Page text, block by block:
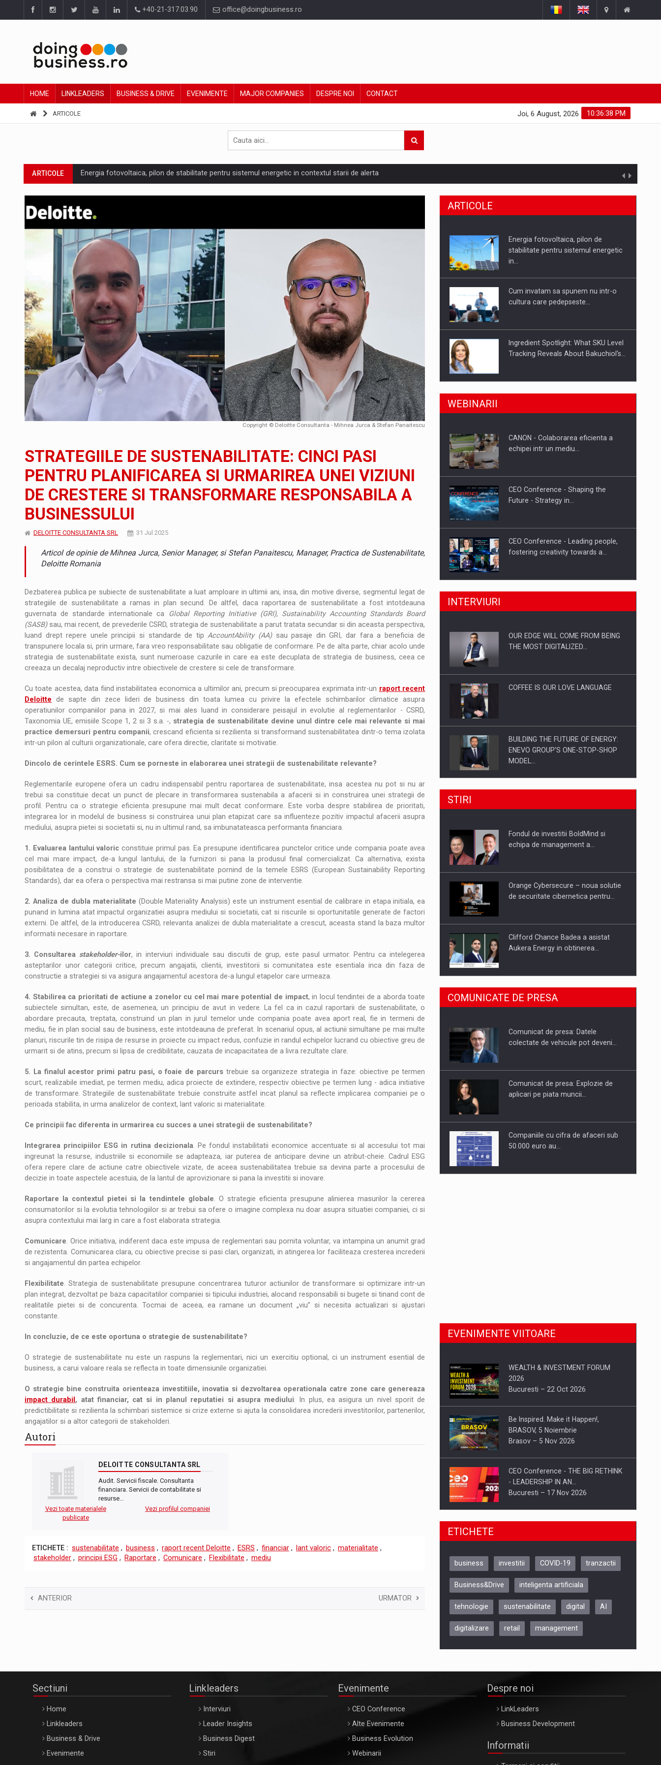
+40-21-317.03.90 office@doingbusiness.ro
HOME LINKLEADERS BUSINESS & DRIVE EVENIMENTE MAJOR COMPANIES DESPRE NOI CONTACT
ARTICOLE 10:36:38 PM
Joi, 6 August, 2026
ARTICOLE Energia fotovoltaica, pilon de stabilitate pentru sistemul energetic in contextul starii de alerta
ARTICOLE Cum invatam sa spunem nu intr-o cultura care pedepseste granitele?
ARTICOLE Ingredient Spotlight: What SKU Level Tracking Reveals About Bakuchiol's Evolution
Producatorii si comerciantii care nu se supun noilor reglementari UE privind ambalajele pot risca retragerea produselor din piata
LEADERSHIP IN MISCARE
INTERVIURI CU BATERIILE PERMANENT INCARCATE
INTERVIURI PUTTING ROMANIAN CORPORATE COMPANIES ON THE INTERNATIONAL BUSINESS SCENE
INTERVIURI OUR EDGE WILL COME FROM BEING THE MOST DIGITALIZED WHOLESALER IN ROMANIA
INTERVIURI COFFEE IS OUR LOVE LANGUAGE
STIRI Hard Enduro Piatra Craiului 2026, fueled by benzinariile RO concept OSCAR – peste 500 de participanti
Fondul de investitii BoldMind si echipa de management a Pall-Ex, liderul pietei de transport paletizat din Romania, preiau compania intr-o tranzactie de peste 25…
STIRI RANGE ROVER DEZVALUIE AL CINCILEA MEMBRU AL FAMILIEI: RANGE ROVER GT
STIRI JAECOO 5 SHS-H a ajuns in Romania
ARTICOLE Proteinmaxxing and the Future of Protein Demand
Copyright © Deloitte Consultanta - Mihnea Jurca & Stefan Panaitescu
STRATEGIILE DE SUSTENABILITATE: CINCI PASI
PENTRU PLANIFICAREA SI URMARIREA UNEI VIZIUNI
DE CRESTERE SI TRANSFORMARE RESPONSABILA A
BUSINESSULUI
DELOITTE CONSULTANTA SRL 31 Jul 2025
Articol de opinie de Mihnea Jurca, Senior Manager, si Stefan Panaitescu, Manager, Practica de Sustenabilitate,
Deloitte Romania
Dezbaterea publica pe subiecte de sustenabilitate a luat amploare in ultimii ani, insa, din motive diverse, segmentul legat de
strategiile de sustenabilitate a ramas in plan secund. De altfel, daca raportarea de sustenabilitate a fost intotdeauna
guvernata de standarde internationale ca
Global Reporting Initiative (GRI), Sustainability Accounting Standards Board
(SASB)sau, mai recent, de prevederile CSRD, strategia de sustenabilitate a parut tratata secundar si din aceasta perspectiva,
luand drept repere unele principii si standarde de tipAccountAbility (AA)sau pasaje din GRI, dar fara a beneficia de
transpunere locala si, prin urmare, fara vreo responsabilitate sau obligatie de conformare. Pe de alta parte, chiar acolo unde
strategia de sustenabilitate exista, sunt numeroase cazurile in care ea este decuplata de strategia de business, ceea ce
creeaza un decalaj neproductiv intre obiectivele de crestere si cele de transformare.
Cu toate acestea, data fiind instabilitatea economica a ultimilor ani, precum si preocuparea exprimata intr-un raport recent
Deloitte de sapte din zece lideri de business din toata lumea cu privire la efectele schimbarilor climatice asupra
operatiunilor companiilor pana in 2027, si mai ales luand in considerare peisajul in evolutie al reglementarilor - CSRD,
Taxonomia UE, emisiile Scope 1, 2 si 3 s.a. -, strategia de sustenabilitate devine unul dintre cele mai relevante si mai
practice demersuri pentru companii, crescand eficienta si rezilienta si transformand sustenabilitatea dintr-o tema izolata
intr-un pilon al culturii organizationale, care ofera directie, claritate si motivatie.
Dincolo de cerintele ESRS. Cum se porneste in elaborarea unei strategii de sustenabilitate relevante?
Reglementarile europene ofera un cadru indispensabil pentru raportarea de sustenabilitate, insa acestea nu pot si nu ar
trebui sa constituie decat un punct de plecare in transformarea sustenabila a afacerii si in construirea unei strategii de
profil. Pentru ca o strategie eficienta presupune mai mult decat conformare. Este vorba despre stabilirea de prioritati,
integrarea lor in modelul de business si construirea unui plan etapizat care sa influenteze pozitiv impactul afacerii asupra
mediului, asupra pietei si societatii si, nu in ultimul rand, sa imbunatateasca performanta financiara.
1. Evaluarea lantului valoric constituie primul pas. Ea presupune identificarea punctelor critice unde compania poate avea
cel mai mare impact, de-a lungul lantului, de la furnizori si pana la produsul final comercializat. Ca alternativa, exista
posibilitatea de a construi o strategie de sustenabilitate pornind de la temele ESRS (European Sustainability Reporting
Standards), dar ea ofera o perspectiva mai restransa si mai putine zone de interventie.
2. Analiza de dubla materialitate (Double Materiality Analysis) este un instrument esential de calibrare in etapa initiala, ea
punand in lumina atat impactul organizatiei asupra mediului si societatii, cat si riscurile si oportunitatile generate de factori
externi. De altfel, de la introducerea CSRD, relevanta analizei de dubla materialitate a crescut, aceasta stand la baza multor
informatii necesare in raportare.
3. Consultarea stakeholder-ilor, in interviuri individuale sau discutii de grup, este pasul urmator. Pentru ca intelegerea
asteptarilor unor categorii critice, precum angajatii, clientii, investitorii si comunitatea este esentiala inca din faza de
constructie a strategiei si va asigura angajamentul acestora de-a lungul etapelor care urmeaza.
4. Stabilirea ca prioritati de actiune a zonelor cu cel mai mare potential de impact, in locul tendintei de a aborda toate
subiectele simultan, este, de asemenea, un principiu de avut in vedere. La fel ca in cazul raportarii de sustenabilitate, o
abordare precauta, treptata, construind un plan in jurul temelor unde compania poate avea aport real, fie in termeni de
mediu, fie in plan social sau de business, este intotdeauna de preferat. In scenariul opus, al actiunii simultane pe mai multe
planuri, riscurile tin de risipa de resurse in proiecte cu impact redus, confuzie in randul echipelor lucrand cu obiective greu de
urmarit si de atins, precum si lipsa de credibilitate, cauzata de incapacitatea de a livra rezultate clare.
5. La finalul acestor primi patru pasi, o foaie de parcurs trebuie sa organizeze strategia in faze: obiective pe termen
scurt, realizabile imediat, pe termen mediu, adica proiecte de extindere, respectiv obiective pe termen lung - adica initiative
de transformare. Strategiile de sustenabilitate trebuie construite astfel incat planul sa reflecte implicarea companiei pe o
perioada stabilita, in urma analizelor de context, lant valoric si materialitate.
Ce principii fac diferenta in urmarirea cu succes a unei strategii de sustenabilitate?
Integrarea principiilor ESG in rutina decizionala. Pe fondul instabilitatii economice accentuate si al accesului tot mai
ingreunat la resurse, industriile si economiile se adapteaza, iar puterea de anticipare devine un atribut-cheie. Cadrul ESG
ofera repere clare de actiune catre obiectivele vizate, de aceea sustenabilitatea trebuie sa devina parte a procesului de
decizie in toate aspectele acestuia, de la lantul de aprovizionare si pana la investitii si inovare.
Raportare la contextul pietei si la tendintele globale. O strategie eficienta presupune alinierea masurilor la cererea
consumatorilor si la evolutia tehnologiilor si ar trebui sa ofere o imagine complexa nu doar asupra situatiei companiei, ci si
asupra contextului mai larg in care a fost elaborata strategia.
Comunicare. Orice initiativa, indiferent daca este impusa de reglementari sau pornita voluntar, va intampina un anumit grad
de rezistenta. Comunicarea clara, cu obiective precise si pasi clari, organizati, in atingerea lor faciliteaza cresterea increderii
si angajamentul din partea echipelor.
Flexibilitate. Strategia de sustenabilitate presupune concentrarea tuturor actiunilor de transformare si optimizare intr-un
plan integrat, dezvoltat pe baza capacitatilor companiei si tipicului industriei, alocand responsabili si bugete si tinand cont de
realitatile pietei si de concurenta. Tocmai de aceea, ea ramane un document „viu” si necesita actualizari si ajustari
constante.
In concluzie, de ce este oportuna o strategie de sustenabilitate?
O strategie de sustenabilitate nu este un raspuns la reglementari, nici un exercitiu optional, ci un instrument esential de
business, a carui valoare reala se reflecta in toate dimensiunile organizatiei.
O strategie bine construita orienteaza investitiile, inovatia si dezvoltarea operationala catre zone care genereaza
impact durabil , atat financiar, cat si in planul reputatiei si asupra mediului. In plus, ea asigura un nivel sporit de
predictibilitate si rezilienta la schimbari sistemice si crize externe si ajuta la consolidarea increderii investitorilor, partenerilor,
angajatilor si a altor categorii de stakeholderi.
Autori
DELOITTE CONSULTANTA SRL
Audit. Servicii fiscale. Consultanta
financiara. Servicii de contabilitate si
resurse…
Vezi toate materialele
publicate
Vezi profilul companiei
ETICHETE : sustenabilitate , business , raport recent Deloitte , ESRS , financiar , lant valoric , materialitate ,
stakeholder , principii ESG , Raportare , Comunicare , Flexibilitate , mediu
ANTERIOR URMATOR
ARTICOLE
Energia fotovoltaica, pilon de
stabilitate pentru sistemul energetic
in…
Cum invatam sa spunem nu intr-o
cultura care pedepseste…
Ingredient Spotlight: What SKU Level
Tracking Reveals About Bakuchiol's…
Producatorii si comerciantii care nu
Proteinmaxxing and the Future of
WEBINARII
CANON - Colaborarea eficienta a
echipei intr un mediu…
CEO Conference - Shaping the
Future - Strategy in…
CEO Conference - Leading people,
fostering creativity towards a…
CEO Conference - Shaping The
Webinar - Business Evolution-
INTERVIURI
OUR EDGE WILL COME FROM BEING
THE MOST DIGITALIZED…
COFFEE IS OUR LOVE LANGUAGE
BUILDING THE FUTURE OF ENERGY:
ENEVO GROUP’S ONE-STOP-SHOP
MODEL…
ROOTED IN ROMANIA, BUILT TO
PUTTING ROMANIAN CORPORATE
STIRI
Fondul de investitii BoldMind si
echipa de management a…
Orange Cybersecure – noua solutie
de securitate cibernetica pentru…
Clifford Chance Badea a asistat
Aukera Energy in obtinerea…
SAPTE PERSONALITATI DIN MEDIUL
DE AFACERI, ACADEMIC SI
Hard Enduro Piatra Craiului 2026,
COMUNICATE DE PRESA
Comunicat de presa: Datele
colectate de vehicule pot deveni…
Comunicat de presa: Explozie de
aplicari pe piata muncii…
Companiile cu cifra de afaceri sub
50.000 euro au…
EVENIMENTE VIITOARE
WEALTH & INVESTMENT FORUM
2026
Bucuresti – 22 Oct 2026
Be Inspired. Make it Happen!,
BRASOV, 5 Noiembrie
Brasov – 5 Nov 2026
CEO Conference - THE BIG RETHINK
- LEADERSHIP IN AN…
Bucuresti – 17 Nov 2026
Be Inspired. Make it Happen!, CLUJ, 9
ARTEMIS LETO, ORADEA, 8
Oradea – 8 Oct 2026
ETICHETE
business investitii COVID-19 tranzactii
Business&Drive inteligenta artificiala
tehnologie sustenabilitate digital AI
digitalizare retail management
Sectiuni
Home
Linkleaders
Business & Drive
Evenimente
Linkleaders
Interviuri
Leader Insights
Business Digest
Stiri
Evenimente
CEO Conference
Alte Evenimente
Business Evolution
Webinarii
Despre noi
LinkLeaders
Business Development
Informatii